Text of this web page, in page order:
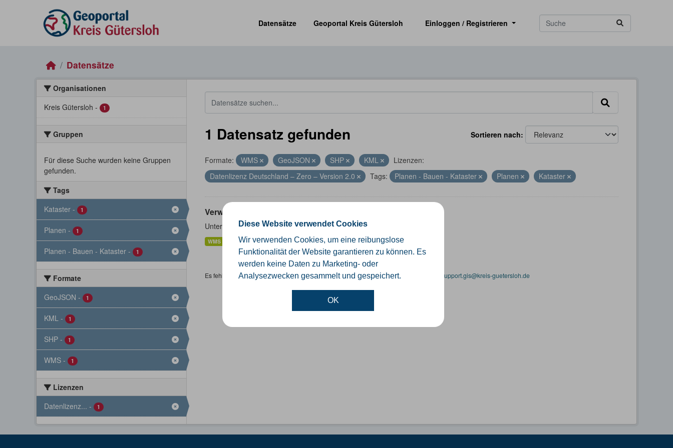
Diese Website verwendet Cookies
Wir verwenden Cookies, um eine reibungslose
Funktionalität der Website garantieren zu können. Es
werden keine Daten zu Marketing- oder
Analysezwecken gesammelt und gespeichert.
OK
Datensätze
Geoportal Kreis Gütersloh Einloggen / Registrieren
Datensätze
Organisationen
Kreis Gütersloh - 1
Gruppen
Für diese Suche wurden keine Gruppen
gefunden.
Tags
Kataster - 1
Planen - 1
Planen - Bauen - Kataster - 1
Formate
GeoJSON - 1
KML - 1
SHP - 1
WMS - 1
Lizenzen
Datenlizenz... - 1
Sortieren nach
1 Datensatz gefunden
Formate: WMS GeoJSON SHP KML
Lizenzen:
Datenlizenz Deutschland – Zero – Version 2.0
Tags: Planen - Bauen - Kataster Planen Kataster
Verwaltungsgrenzen
Unterschiedliche Ebenen der Verwaltungsgrenzen im Kreis Gütersloh
WMS SHP GeoJSON KML
Es fehlen spezifische Datensätze? Wenden Sie sich bitte an einen Administrator unter: support.gis@kreis-guetersloh.de